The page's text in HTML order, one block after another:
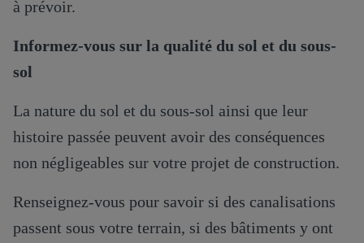
à prévoir.
Informez-vous sur la qualité du sol et du sous-
sol
La nature du sol et du sous-sol ainsi que leur
histoire passée peuvent avoir des conséquences
non négligeables sur votre projet de construction.
Renseignez-vous pour savoir si des canalisations
passent sous votre terrain, si des bâtiments y ont